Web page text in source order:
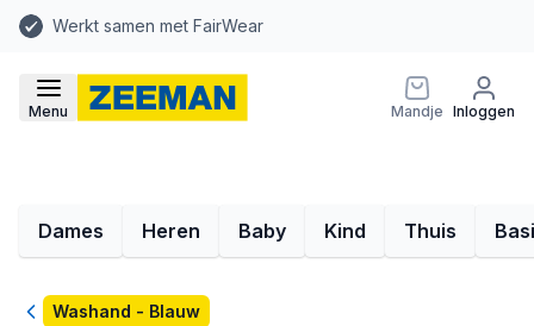
Werkt samen met FairWear
Menu Mandje Inloggen
Dames Heren Baby Kind Thuis
TerugWashand - Blauw